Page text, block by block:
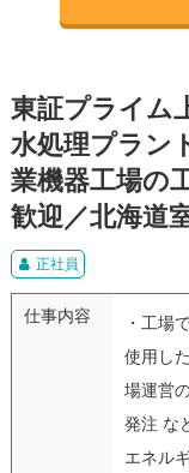
東証プライム
水処理プラン
業機器工場の
歓迎／北海道
正社員
仕事内容
・工場
使用し
場運営
発注 な
エネル